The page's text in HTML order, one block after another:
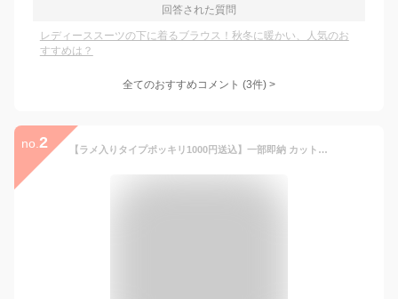
回答された質問
レディーススーツの下に着るブラウス！秋冬に暖かい、人気のお
すすめは？
全てのおすすめコメント (3件) >
no. 2 【ラメ入りタイプポッキリ1000円送込】一部即納 カットソー 秋冬 微起毛 プチハイネック レディース トップス フリル 長袖 ハイネック インナー 春 ストレッチ 伸びる 柔らか コーデ レイヤード きれいめ おしゃれ フリルネック カラバリー あったか 優れるタッチ感 インナー